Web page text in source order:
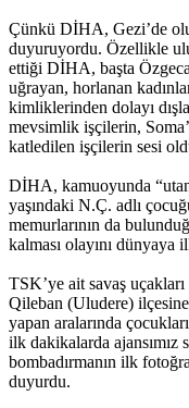
Çünkü DİHA, Gezi’de
duyuruyordu. Özellikle
ettiği DİHA, başta
uğrayan, horlanan
kimliklerinden dolayı
mevsimlik işçilerin,
katledilen işçilerin sesi
DİHA, kamuoyunda
yaşındaki N.Ç. adlı
memurlarının da
kalması olayını dünyaya
TSK’ye ait savaş
Qileban (Uludere)
yapan aralarında
ilk dakikalarda
bombadırmanın ilk
duyurdu.